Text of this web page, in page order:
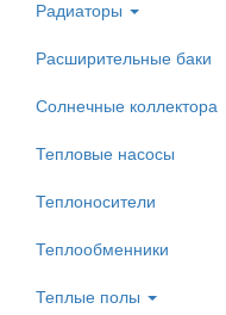
Радиаторы
Расширительные баки
Солнечные коллектора
Тепловые насосы
Теплоносители
Теплообменники
Теплые полы